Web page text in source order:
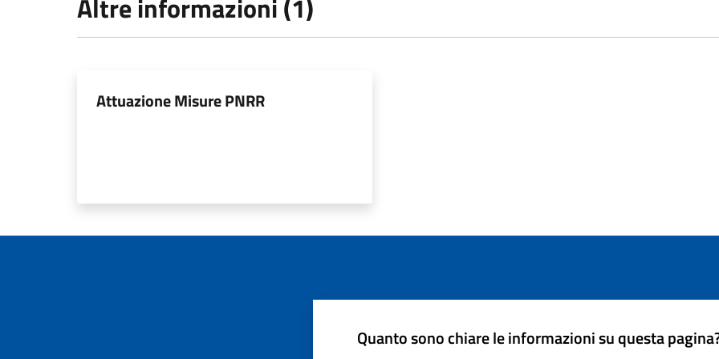
Altre informazioni (1)
Attuazione Misure PNRR
Quanto sono chiare le informazioni su questa